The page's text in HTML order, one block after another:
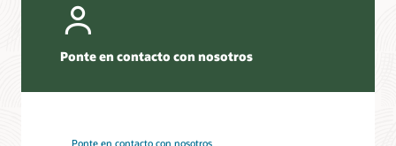
Ponte en contacto con nosotros
Ponte en contacto con nosotros